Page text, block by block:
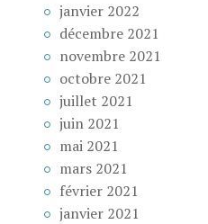
janvier 2022
décembre 2021
novembre 2021
octobre 2021
juillet 2021
juin 2021
mai 2021
mars 2021
février 2021
janvier 2021